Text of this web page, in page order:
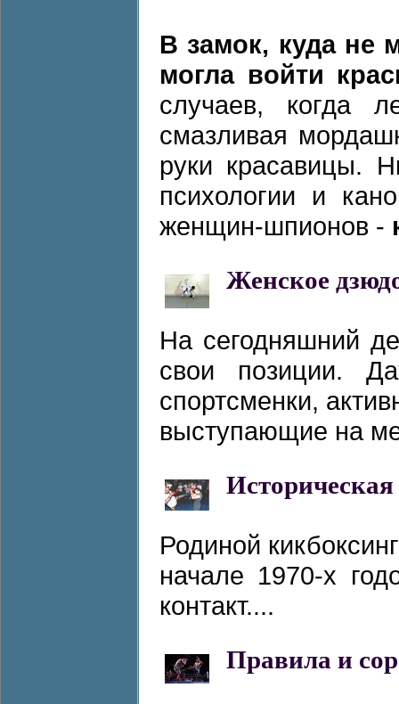
В замок, куда не
могла войти
случаев, когда
смазливая
руки красавицы.
психологии и
женщин-шпионов -
Женское
На сегодняшний
свои позиции.
спортсменки,
выступающие на
Родиной
начале 1970-х
контакт....
Правила и